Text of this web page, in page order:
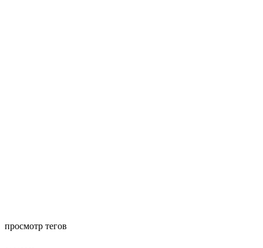
просмотр тегов